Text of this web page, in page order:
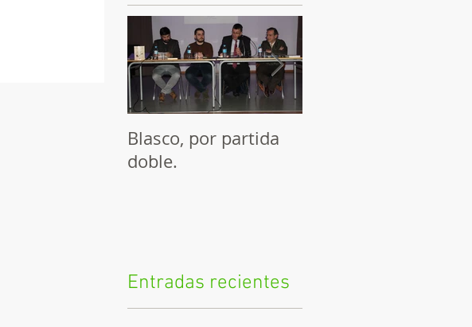
Blasco, por partida
doble.
Entradas recientes